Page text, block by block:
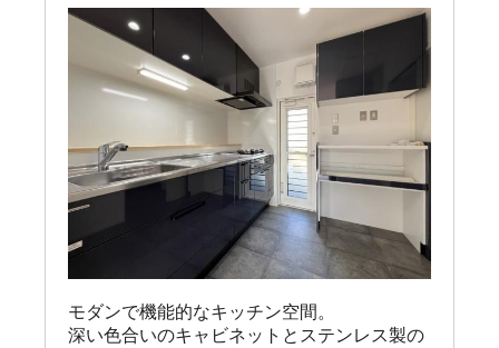
モダンで機能的なキッチン空間。
深い色合いのキャビネットとステンレス製の